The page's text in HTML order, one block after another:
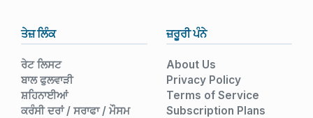
ਤੇਜ਼ ਲਿੰਕ
ਰੇਟ ਲਿਸਟ
ਬਾਲ ਫੁਲਵਾੜੀ
ਸ਼ਹਿਨਾਈਆਂ
ਕਰੰਸੀ ਦਰਾਂ / ਸਰਾਫਾ / ਮੌਸਮ
ਜ਼ਰੂਰੀ ਪੰਨੇ
About Us
Privacy Policy
Terms of Service
Subscription Plans